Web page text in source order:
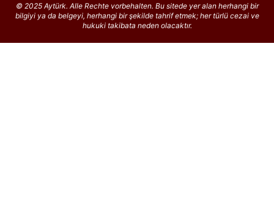
© 2025 Aytürk. Alle Rechte vorbehalten. Bu sitede yer alan herhangi bir
bilgiyi ya da belgeyi, herhangi bir şekilde tahrif etmek; her türlü cezai ve
hukuki takibata neden olacaktır.